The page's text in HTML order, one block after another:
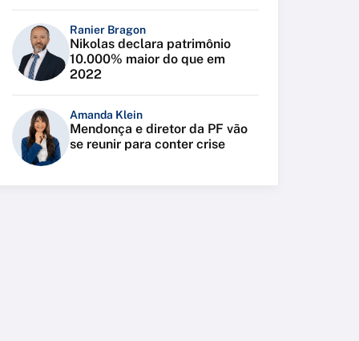
Ranier Bragon
Nikolas declara patrimônio
10.000% maior do que em
2022
Amanda Klein
Mendonça e diretor da PF vão
se reunir para conter crise